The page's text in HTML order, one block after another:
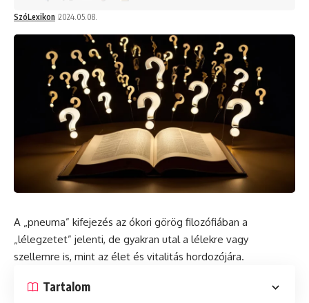
SzóLexikon 2024.05.08.
A „pneuma” kifejezés az ókori görög filozófiában a
„lélegzetet” jelenti, de gyakran utal a lélekre vagy
szellemre is, mint az élet és vitalitás hordozójára.
Tartalom